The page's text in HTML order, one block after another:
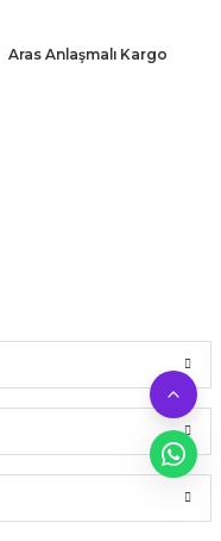
Aras Anlaşmalı Kargo